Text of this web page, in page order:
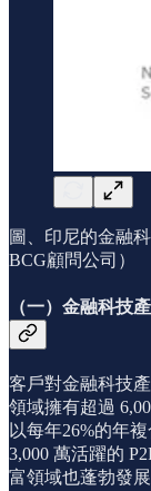
圖、印尼的金融
BCG顧問公司）
（一）金融科技
客戶對金融科技
領域擁有超過
以每年26%的年
3,000 萬活躍的
富領域也蓬勃發